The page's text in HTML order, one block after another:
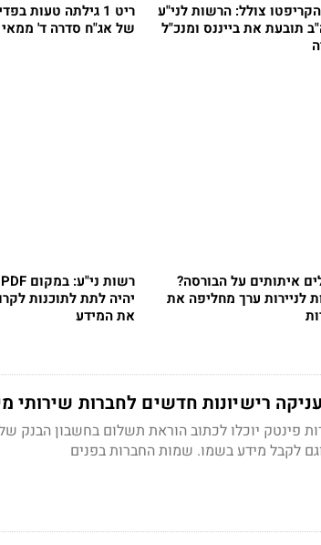
צולל: הרשות לני"ע
תובעת את בייננס ומנכ"ל
ריט 1 גילתה טעות
של אג"ח סדרה ד' ממאי 2020
איתותים על הבורסה?
לניירות ערך מחליפה את
יהיה לתת לתוכנות
את המידע
רישיונות חדשים לחברות שירותי
השירות שיתנו ללקוחות, 4 חברות פינטק יוכלו לכתוב הוראת תשלום בחשבון
לקבל מידע בשמו. שמות החברות בפנים